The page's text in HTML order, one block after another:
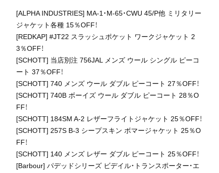
[ALPHA INDUSTRIES] MA-1・M-65・CWU 45/P他 ミリタリー
ジャケット各種 15％OFF！
[REDKAP] #JT22 スラッシュポケット ワークジャケット 2
3％OFF！
[SCHOTT] 当店別注 756JAL メンズ ウール シングル ピーコ
ート 37％OFF！
[SCHOTT] 740 メンズ ウール ダブル ピーコート 27％OFF！
[SCHOTT] 740B ボーイズ ウール ダブル ピーコート 28％O
FF！
[SCHOTT] 184SM A-2 レザーフライトジャケット 25％OFF！
[SCHOTT] 257S B-3 シープスキン ボマージャケット 25％O
FF！
[SCHOTT] 140 メンズ レザー ダブル ピーコート 25％OFF！
[Barbour] パデッドシリーズ ビデイル・トランスポーター・エ